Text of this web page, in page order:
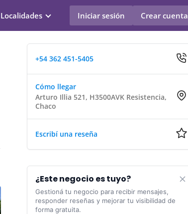
Localidades Iniciar sesión Crear cuenta
+54 362 451-5405
Cómo llegar
Arturo Illia 521, H3500AVK Resistencia,
Chaco
Escribí una reseña
¿Este negocio es tuyo?
Gestioná tu negocio para recibir mensajes,
responder reseñas y mejorar tu visibilidad de
forma gratuita.